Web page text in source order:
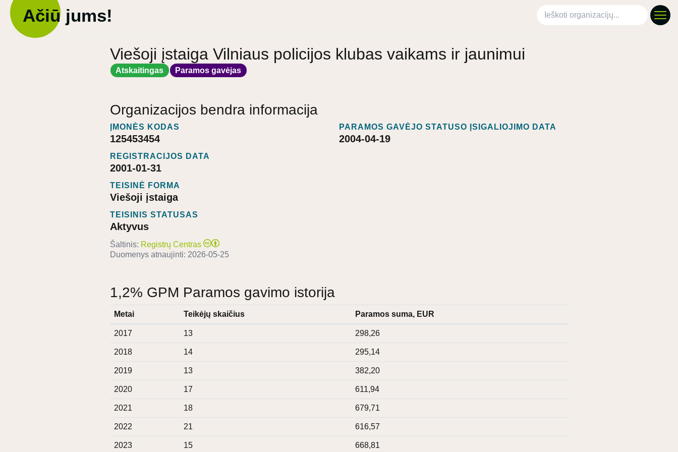
Ačiū jums! Ieškoti organizacijų
Viešoji įstaiga Vilniaus policijos klubas vaikams ir jaunimui
Atskaitingas Paramos gavėjas
Organizacijos bendra informacija
ĮMONĖS KODAS
125453454
REGISTRACIJOS DATA
2001-01-31
TEISINĖ FORMA
Viešoji įstaiga
TEISINIS STATUSAS
Aktyvus
PARAMOS GAVĖJO STATUSO ĮSIGALIOJIMO DATA
2004-04-19
Šaltinis: Registrų Centras
Duomenys atnaujinti: 2026-05-25
1,2% GPM Paramos gavimo istorija
Metai Teikėjų skaičius Paramos suma, EUR
2017 13 298,26
2018 14 295,14
2019 13 382,20
2020 17 611,94
2021 18 679,71
2022 21 616,57
2023 15 668,81